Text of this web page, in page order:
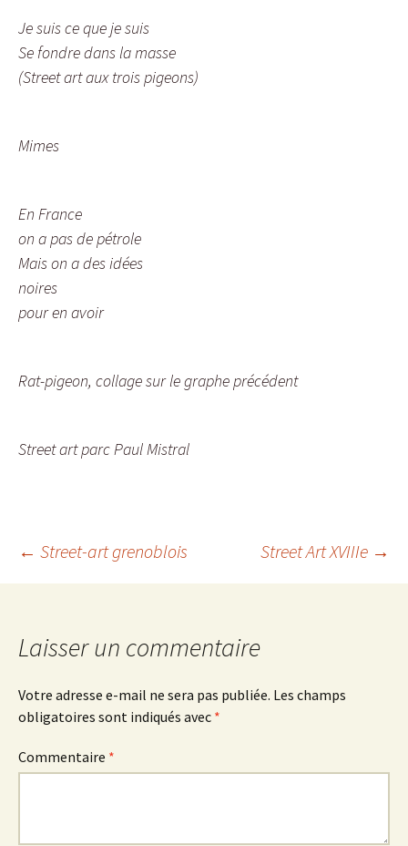
Je suis ce que je suis
Se fondre dans la masse
(Street art aux trois pigeons)
Mimes
En France
on a pas de pétrole
Mais on a des idées
noires
pour en avoir
Rat-pigeon, collage sur le graphe précédent
Street art parc Paul Mistral
Navigation
articles
← Street-art grenoblois Street Art XVIIIe →
Laisser un commentaire
Votre adresse e-mail ne sera pas publiée. Les champs
obligatoires sont indiqués avec *
Commentaire *